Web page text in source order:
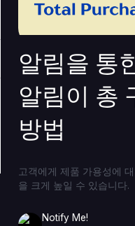
알림을 통
알림이 총
방법
고객에게 제품 가용성에
을 크게 높일 수 있습니다.
Notify Me!